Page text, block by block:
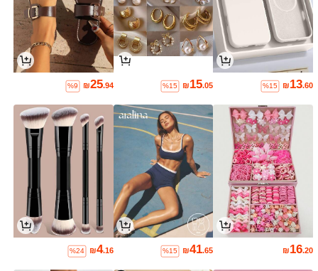
₪13.60
%15
₪15.05
%15
₪25.94
%9
₪16.20
₪41.65
%15
₪4.16
%24